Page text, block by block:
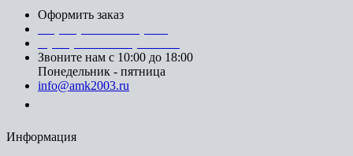
Оформить заказ
Звоните нам с 10:00 до 18:00
Понедельник - пятница
info@amk2003.ru
Информация